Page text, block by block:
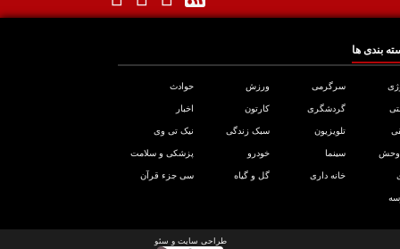
بندی ها
سرگرمی ورزش حوادث
گردشگری کارتون اخبار
تلویزیون سبک زندگی نیک تی وی
وحش سینما خودرو پزشکی و سلامت
خانه داری گل و گیاه سی جزء قرآن
طراحی سایت و سئو